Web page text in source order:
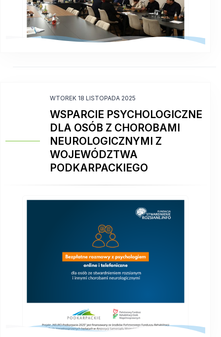
WTOREK 18 LISTOPADA 2025
WSPARCIE PSYCHOLOGICZNE
DLA OSÓB Z CHOROBAMI
NEUROLOGICZNYMI Z
WOJEWÓDZTWA
PODKARPACKIEGO